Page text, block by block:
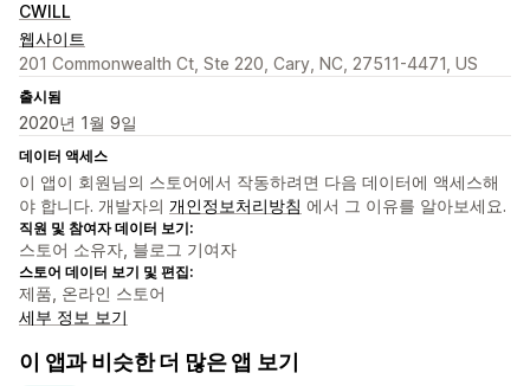
CWILL
웹사이트
201 Commonwealth Ct, Ste 220, Cary, NC, 27511-4471, US
출시됨
2020년 1월 9일
데이터 액세스
이 앱이 회원님의 스토어에서 작동하려면 다음 데이터에 액세스해
야 합니다. 개발자의 개인정보처리방침 에서 그 이유를 알아보세요.
직원 및 참여자 데이터 보기:
스토어 소유자, 블로그 기여자
스토어 데이터 보기 및 편집:
제품, 온라인 스토어
세부 정보 보기
이 앱과 비슷한 더 많은 앱 보기